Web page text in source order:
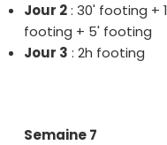
Jour 2: 30' footing +
footing + 5' footing
Jour 3 : 2h footing
Semaine 7